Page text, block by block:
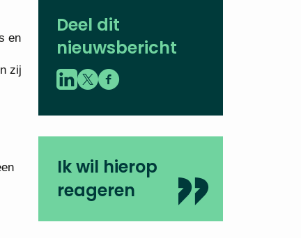
en
zij
Deel dit
nieuwsbericht
Ik wil hierop
reageren